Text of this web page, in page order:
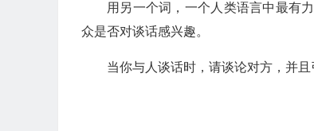
用另一个词，一个人类语言中最有
众是否对谈话感兴趣。
当你与人谈话时，请谈论对方，并